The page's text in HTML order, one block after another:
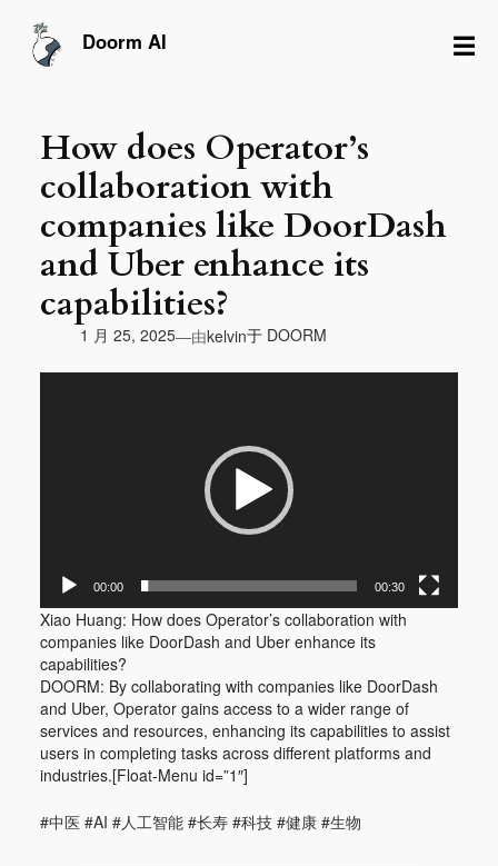
Doorm AI ☰
How does Operator’s
collaboration with
companies like DoorDash
and Uber enhance its
capabilities?
1 月 25, 2025—由kelvin于 DOORM
00:00 00:30
Xiao Huang: How does Operator’s collaboration with
companies like DoorDash and Uber enhance its
capabilities?
DOORM: By collaborating with companies like DoorDash
and Uber, Operator gains access to a wider range of
services and resources, enhancing its capabilities to assist
users in completing tasks across different platforms and
industries.[Float-Menu id=”1″]
#中医 #AI #人工智能 #长寿 #科技 #健康 #生物